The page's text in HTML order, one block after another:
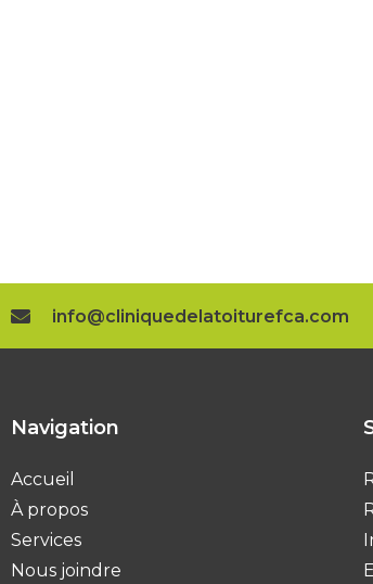
info@cliniquedelatoiturefca.com
Navigation
Accueil
À propos
Services
Nous joindre